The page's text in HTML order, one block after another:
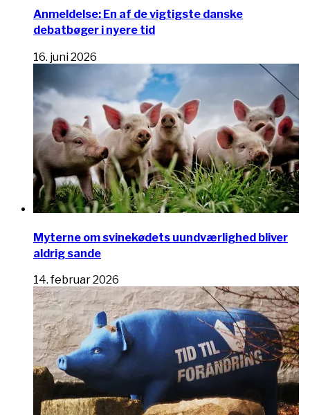
Anmeldelse: En af de vigtigste danske
debatbøger i nyere tid
16. juni 2026
Myterne om svinekødets uundværlighed bliver
aldrig sande
14. februar 2026